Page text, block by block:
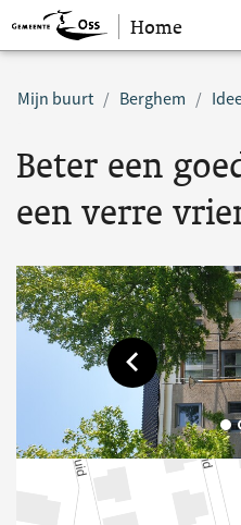
Sla navigatie over
Home
Mijn buurt Berghem
Beter een
een verre
Toon vorige